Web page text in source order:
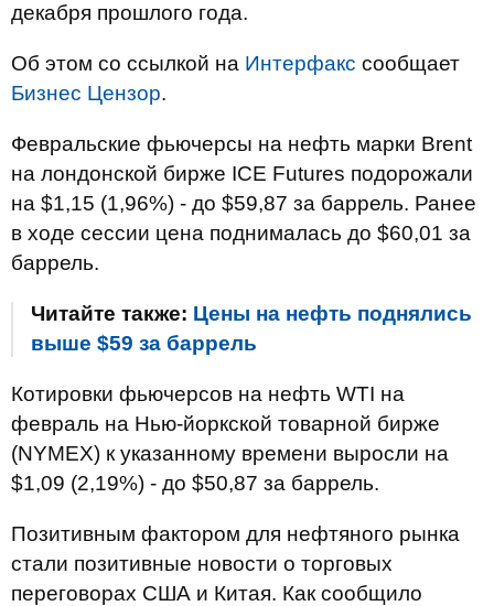
декабря прошлого года.
Об этом со ссылкой на Интерфакс сообщает
Бизнес Цензор.
Февральские фьючерсы на нефть марки Brent
на лондонской бирже ICE Futures подорожали
на $1,15 (1,96%) - до $59,87 за баррель. Ранее
в ходе сессии цена поднималась до $60,01 за
баррель.
Читайте также: Цены на нефть поднялись
выше $59 за баррель
Котировки фьючерсов на нефть WTI на
февраль на Нью-йоркской товарной бирже
(NYMEX) к указанному времени выросли на
$1,09 (2,19%) - до $50,87 за баррель.
Позитивным фактором для нефтяного рынка
стали позитивные новости о торговых
переговорах США и Китая. Как сообщило